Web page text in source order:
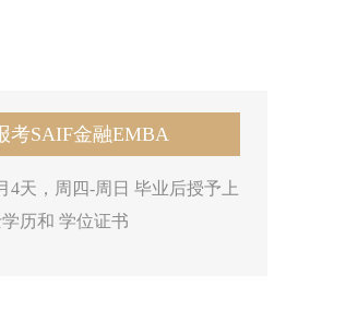
考SAIF金融EMBA
4天，周四-周日 毕业后授予上
历和 学位证书